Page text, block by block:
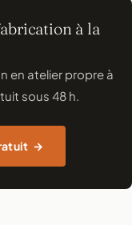
à la
en atelier propre à
sous 48 h.